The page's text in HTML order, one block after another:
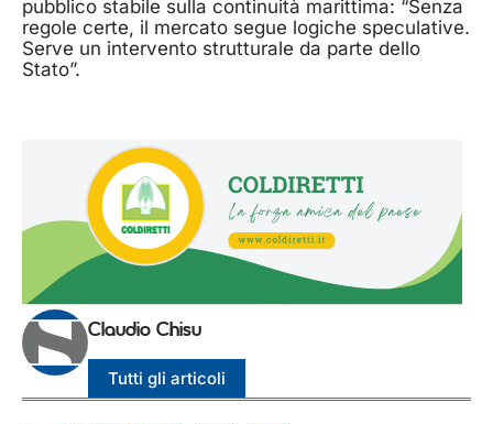
pubblico stabile sulla continuità marittima: “Senza
regole certe, il mercato segue logiche speculative.
Serve un intervento strutturale da parte dello
Stato”.
Claudio Chisu
Tutti gli articoli